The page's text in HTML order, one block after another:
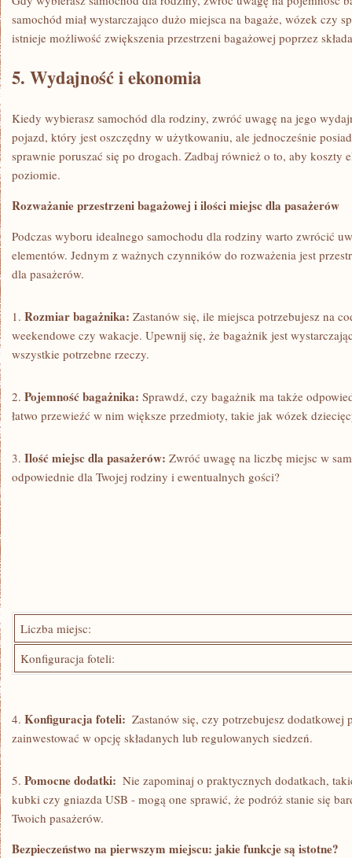
‍samochód miał wystarczająco⁤ dużo miejsca‌ na bagaże,‍ wózek czy
istnieje ⁣możliwość zwiększenia przestrzeni bagażowej⁤ poprzez
5. Wydajność i ekonomia
Kiedy wybierasz samochód‌ dla rodziny, ‌zwróć⁢ uwagę na jego‌
‌pojazd, który jest oszczędny w użytkowaniu, ale jednocześnie
sprawnie⁣ poruszać⁣ się po drogach.⁤ Zadbaj również ‍o to, aby koszty‌
poziomie.
Rozważanie przestrzeni bagażowej i ilości miejsc⁣ dla pasażerów
Podczas wyboru idealnego samochodu dla rodziny warto⁤ zwrócić
elementów. Jednym z ważnych czynników do rozważenia jest
dla pasażerów.
1. Rozmiar⁢ bagażnika: Zastanów się, ile miejsca potrzebujesz ⁢na
weekendowe czy wakacje. ‍Upewnij się, ⁢że bagażnik jest
wszystkie potrzebne ⁢rzeczy.
2. Pojemność bagażnika: Sprawdź, czy bagażnik ma⁤ także
łatwo przewieźć ‌w nim większe przedmioty, takie jak wózek
3. Ilość miejsc dla pasażerów: Zwróć uwagę na liczbę miejsc⁤ w
odpowiednie ‌dla Twojej rodziny ⁣i ⁤ewentualnych gości?
Liczba miejsc:
Konfiguracja foteli:
4. Konfiguracja foteli:
Zastanów się, ‍czy potrzebujesz dodatkowej
⁣zainwestować w opcję składanych lub regulowanych siedzeń.
5. Pomocne dodatki:
Nie zapominaj o praktycznych dodatkach,
kubki ‍czy gniazda ‍USB -‍ mogą one sprawić, że⁣ podróż stanie się
Twoich pasażerów.
Bezpieczeństwo na pierwszym miejscu: jakie ⁢funkcje są⁤ istotne?